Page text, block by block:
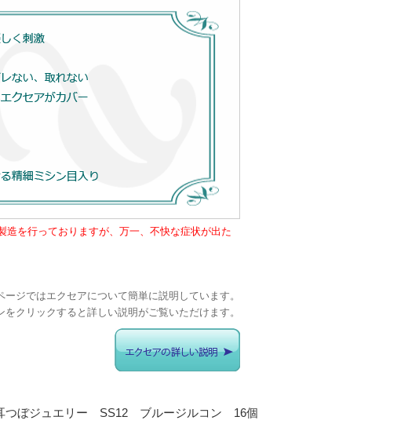
造を行っておりますが、万一、不快な症状が出た
ージではエクセアについて簡単に説明しています。
をクリックすると詳しい説明がご覧いただけます。
つぼジュエリー SS12 ブルージルコン 16個